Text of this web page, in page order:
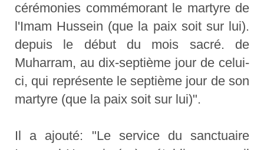
cérémonies commémorant le martyre de
l'Imam Hussein (que la paix soit sur lui).
depuis le début du mois sacré. de
Muharram, au dix-septième jour de celui-
ci, qui représente le septième jour de son
martyre (que la paix soit sur lui)".
Il a ajouté: "Le service du sanctuaire